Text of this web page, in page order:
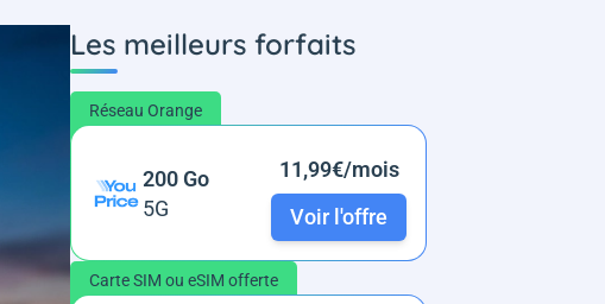
Les meilleurs forfaits
Réseau Orange
200 Go
5G
11,99€/mois
Voir l'offre
Carte SIM ou eSIM offerte